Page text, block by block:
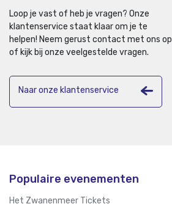
Loop je vast of heb je vragen? Onze
klantenservice staat klaar om je te
helpen! Neem gerust contact met ons op
of kijk bij onze veelgestelde vragen.
Naar onze klantenservice
Populaire evenementen
Het Zwanenmeer Tickets